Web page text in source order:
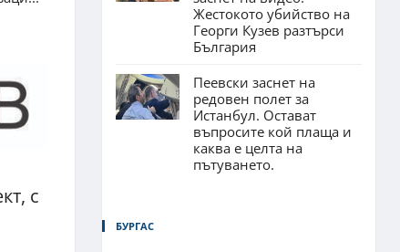
с
Жестокото убийство на
Георги Кузев разтърси
България
Пеевски заснет на
редовен полет за
Истанбул. Остават
въпросите кой плаща и
каква е целта на
пътуването.
БУРГАС